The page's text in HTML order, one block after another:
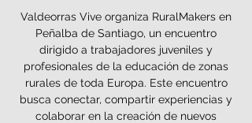
Valdeorras Vive organiza RuralMakers en
Peñalba de Santiago, un encuentro
dirigido a trabajadores juveniles y
profesionales de la educación de zonas
rurales de toda Europa. Este encuentro
busca conectar, compartir experiencias y
colaborar en la creación de nuevos